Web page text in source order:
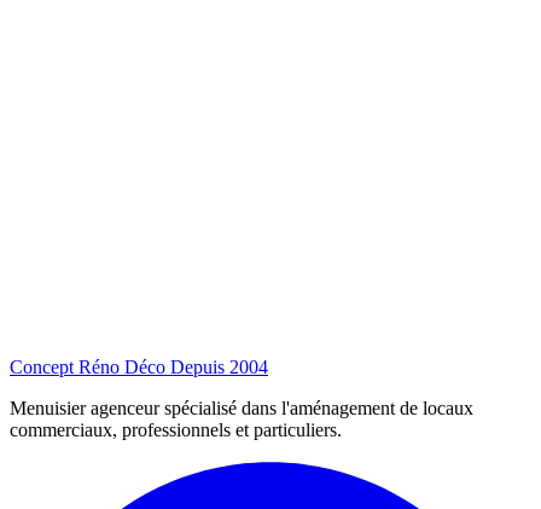
Concept Réno Déco Depuis 2004
Menuisier agenceur spécialisé dans l'aménagement de locaux
commerciaux, professionnels et particuliers.